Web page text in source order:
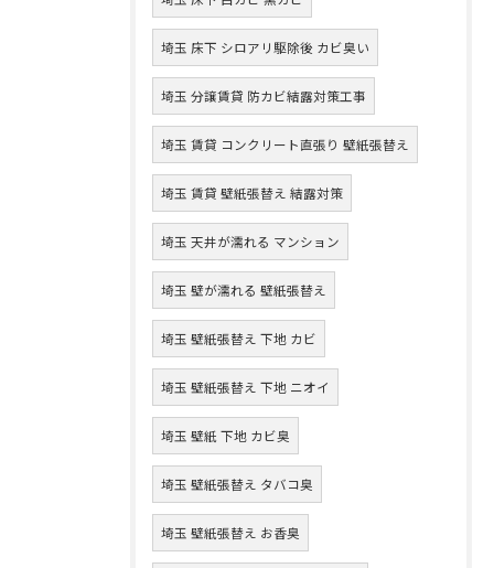
埼玉 床下 シロアリ駆除後 カビ臭い
埼玉 分譲賃貸 防カビ結露対策工事
埼玉 賃貸 コンクリート直張り 壁紙張替え
埼玉 賃貸 壁紙張替え 結露対策
埼玉 天井が濡れる マンション
埼玉 壁が濡れる 壁紙張替え
埼玉 壁紙張替え 下地 カビ
埼玉 壁紙張替え 下地 ニオイ
埼玉 壁紙 下地 カビ臭
埼玉 壁紙張替え タバコ臭
埼玉 壁紙張替え お香臭